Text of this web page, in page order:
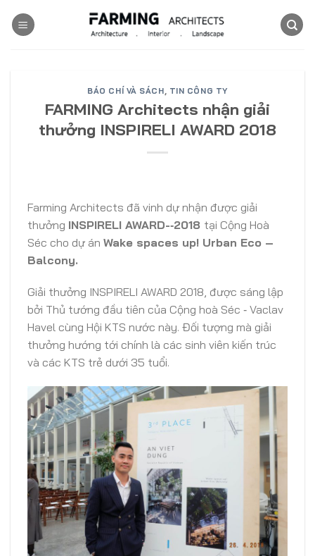
BÁO CHÍ VÀ SÁCH, TIN CÔNG TY
FARMING Architects nhận giải
thưởng INSPIRELI AWARD 2018
Farming Architects đã vinh dự nhận được giải
thưởng INSPIRELI AWARD-­‐2018 tại Cộng Hoà
Séc cho dự án Wake spaces up! Urban Eco –
Balcony.
Giải thưởng INSPIRELI AWARD 2018, được sáng lập
bởi Thủ tướng đầu tiên của Cộng hoà Séc ‐ Vaclav
Havel cùng Hội KTS nước này. Đối tượng mà giải
thưởng hướng tới chính là các sinh viên kiến trúc
và các KTS trẻ dưới 35 tuổi.